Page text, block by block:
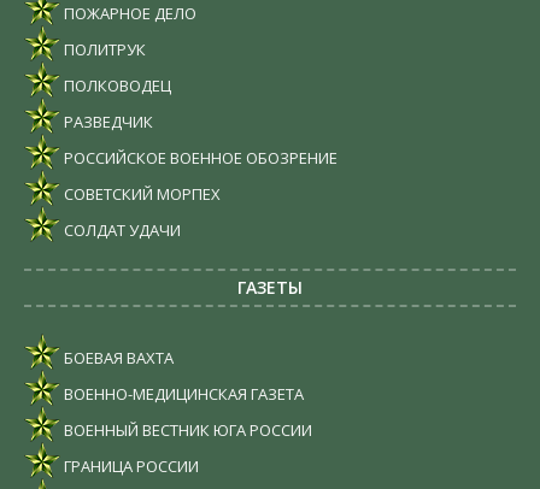
ПОЖАРНОЕ ДЕЛО
ПОЛИТРУК
ПОЛКОВОДЕЦ
РАЗВЕДЧИК
РОССИЙСКОЕ ВОЕННОЕ ОБОЗРЕНИЕ
СОВЕТСКИЙ МОРПЕХ
СОЛДАТ УДАЧИ
ГАЗЕТЫ
БОЕВАЯ ВАХТА
ВОЕННО-МЕДИЦИНСКАЯ ГАЗЕТА
ВОЕННЫЙ ВЕСТНИК ЮГА РОССИИ
ГРАНИЦА РОССИИ